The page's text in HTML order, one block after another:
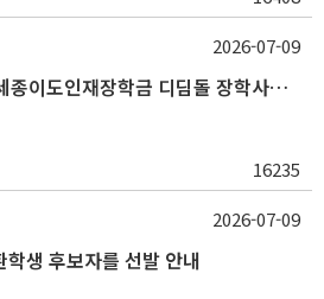
세종연구원 2026년도 세종이도인재장학금 디딤돌 장학사업 학자금대출 관련분야(원금상환, 이자지원) 신청 사업 안내
16235
2026-07-09
생 후보자를 선발 안내
2026-07-09